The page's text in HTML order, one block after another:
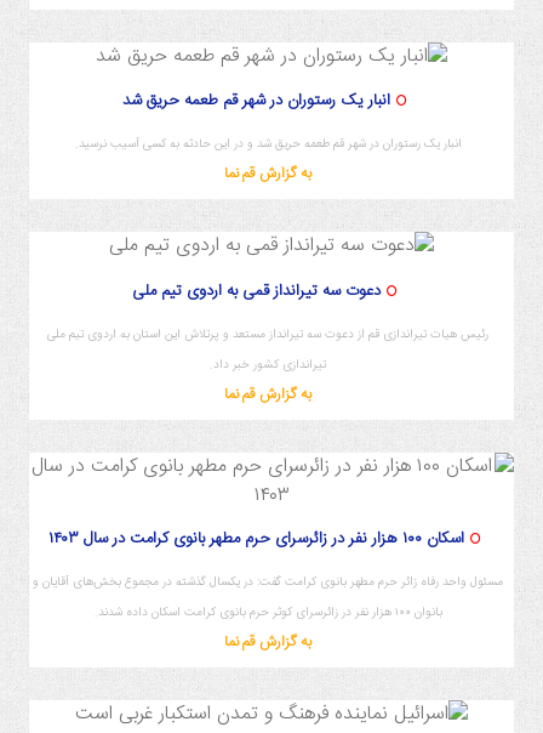
انبار یک رستوران در شهر قم طعمه حریق شد
انبار یک رستوران در شهر قم طعمه حریق شد و در این حادثه به کسی آسیب نرسید.
به گزارش قم نما
دعوت سه تیرانداز قمی به اردوی تیم ملی
رئیس هیات تیراندازی قم از دعوت سه تیرانداز مستعد و پرتلاش این استان به اردوی تیم ملی
تیراندازی کشور خبر داد.
به گزارش قم نما
اسکان ۱۰۰ هزار نفر در زائرسرای حرم مطهر بانوی کرامت در سال ۱۴۰۳
مسئول واحد رفاه زائر حرم مطهر بانوی کرامت گفت: در یکسال گذشته در مجموع بخش‌های آقایان و
بانوان ۱۰۰ هزار نفر در زائرسرای کوثر حرم بانوی کرامت اسکان داده شدند.
به گزارش قم نما